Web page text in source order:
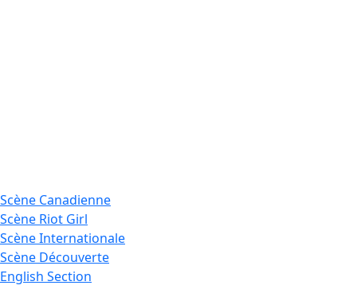
Scène Canadienne
Scène Riot Girl
ScèneInternationale
Scène Découverte
English Section